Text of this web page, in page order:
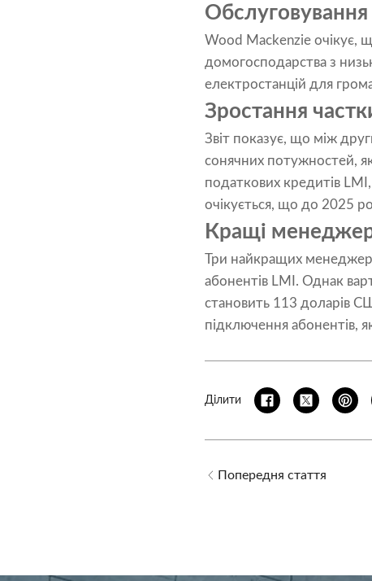
Wood Mackenzie очікує,
домогосподарства з
електростанцій для
Зростання
Звіт показує, що між
сонячних потужностей,
податкових кредитів
очікується, що до 2025
Кращі
Три найкращих менеджера
абонентів LMI. Однак
становить 113 доларів
підключення абонентів,
Ділити
Попередня стаття